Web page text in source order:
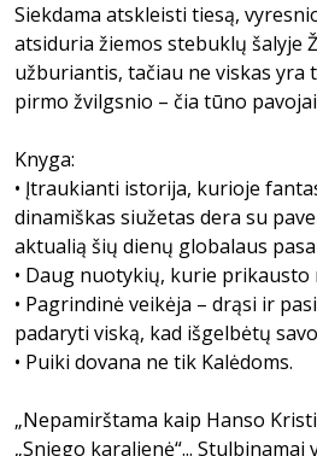
Siekdama atskleisti tiesą,
atsiduria žiemos stebuklų šalyje
užburiantis, tačiau ne viskas yra
pirmo žvilgsnio – čia tūno
Knyga:
• Įtraukianti istorija, kurioje
dinamiškas siužetas dera su
aktualią šių dienų globalaus
• Daug nuotykių, kurie
• Pagrindinė veikėja – drąsi ir
padaryti viską, kad išgelbėtų
• Puiki dovana ne tik Kalėdoms.
„Nepamirštama kaip Hanso
„Sniego karalienė“... Stulbinamai